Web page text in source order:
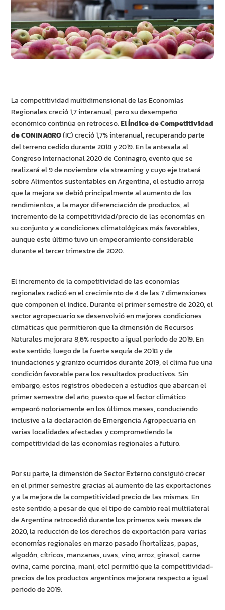
La competitividad multidimensional de las Economías
Regionales creció 1,7 interanual, pero su desempeño
económico continúa en retroceso.El Índice de Competitividad
de CONINAGRO(IC) creció 1,7% interanual, recuperando parte
del terreno cedido durante 2018 y 2019. En la antesala al
Congreso Internacional 2020 de Coninagro, evento que se
realizará el 9 de noviembre vía streaming y cuyo eje tratará
sobre Alimentos sustentables en Argentina, el estudio arroja
que la mejora se debió principalmente al aumento de los
rendimientos, a la mayor diferenciación de productos, al
incremento de la competitividad/precio de las economías en
su conjunto y a condiciones climatológicas más favorables,
aunque este último tuvo un empeoramiento considerable
durante el tercer trimestre de 2020.
El incremento de la competitividad de las economías
regionales radicó en el crecimiento de 4 de las 7 dimensiones
que componen el índice. Durante el primer semestre de 2020, el
sector agropecuario se desenvolvió en mejores condiciones
climáticas que permitieron que la dimensión de Recursos
Naturales mejorara 8,6% respecto a igual período de 2019. En
este sentido, luego de la fuerte sequía de 2018 y de
inundaciones y granizo ocurridos durante 2019, el clima fue una
condición favorable para los resultados productivos. Sin
embargo, estos registros obedecen a estudios que abarcan el
primer semestre del año, puesto que el factor climático
empeoró notoriamente en los últimos meses, conduciendo
inclusive a la declaración de Emergencia Agropecuaria en
varias localidades afectadas y comprometiendo la
competitividad de las economías regionales a futuro.
Por su parte, la dimensión de Sector Externo consiguió crecer
en el primer semestre gracias al aumento de las exportaciones
y a la mejora de la competitividad precio de las mismas. En
este sentido, a pesar de que el tipo de cambio real multilateral
de Argentina retrocedió durante los primeros seis meses de
2020, la reducción de los derechos de exportación para varias
economías regionales en marzo pasado (hortalizas, papas,
algodón, cítricos, manzanas, uvas, vino, arroz, girasol, carne
ovina, carne porcina, maní, etc) permitió que la competitividad-
precios de los productos argentinos mejorara respecto a igual
periodo de 2019.